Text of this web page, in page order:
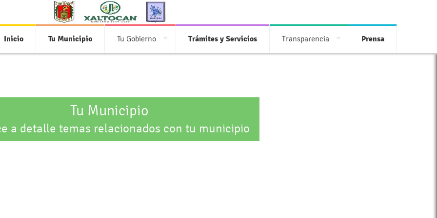
Inicio Tu Municipio Tu Gobierno Trámites y Servicios Transparencia Prensa
Tu Municipio
a detalle temas relacionados con tu municipio